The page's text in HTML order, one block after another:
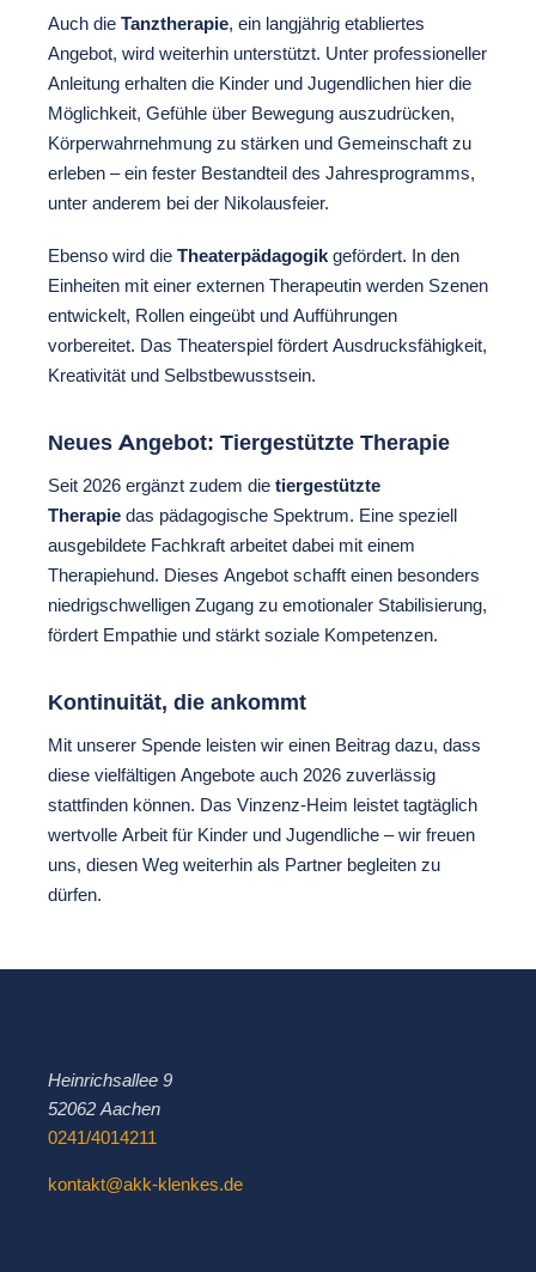
Auch die Tanztherapie, ein langjährig etabliertes
Angebot, wird weiterhin unterstützt. Unter professioneller
Anleitung erhalten die Kinder und Jugendlichen hier die
Möglichkeit, Gefühle über Bewegung auszudrücken,
Körperwahrnehmung zu stärken und Gemeinschaft zu
erleben – ein fester Bestandteil des Jahresprogramms,
unter anderem bei der Nikolausfeier.
Ebenso wird die Theaterpädagogik gefördert. In den
Einheiten mit einer externen Therapeutin werden Szenen
entwickelt, Rollen eingeübt und Aufführungen
vorbereitet. Das Theaterspiel fördert Ausdrucksfähigkeit,
Kreativität und Selbstbewusstsein.
Neues Angebot: Tiergestützte Therapie
Seit 2026 ergänzt zudem die tiergestützte
Therapie das pädagogische Spektrum. Eine speziell
ausgebildete Fachkraft arbeitet dabei mit einem
Therapiehund. Dieses Angebot schafft einen besonders
niedrigschwelligen Zugang zu emotionaler Stabilisierung,
fördert Empathie und stärkt soziale Kompetenzen.
Kontinuität, die ankommt
Mit unserer Spende leisten wir einen Beitrag dazu, dass
diese vielfältigen Angebote auch 2026 zuverlässig
stattfinden können. Das Vinzenz-Heim leistet tagtäglich
wertvolle Arbeit für Kinder und Jugendliche – wir freuen
uns, diesen Weg weiterhin als Partner begleiten zu
dürfen.
Heinrichsallee 9
52062 Aachen
0241/4014211
kontakt@akk-klenkes.de